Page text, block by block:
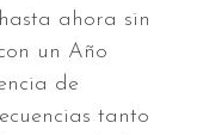
ahora sin
un Año
de
tanto